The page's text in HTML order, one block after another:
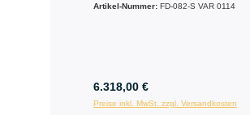
Artikel-Nummer: FD-082-S VAR 0114
6.318,00 €
Preise inkl. MwSt. zzgl. Versandkosten